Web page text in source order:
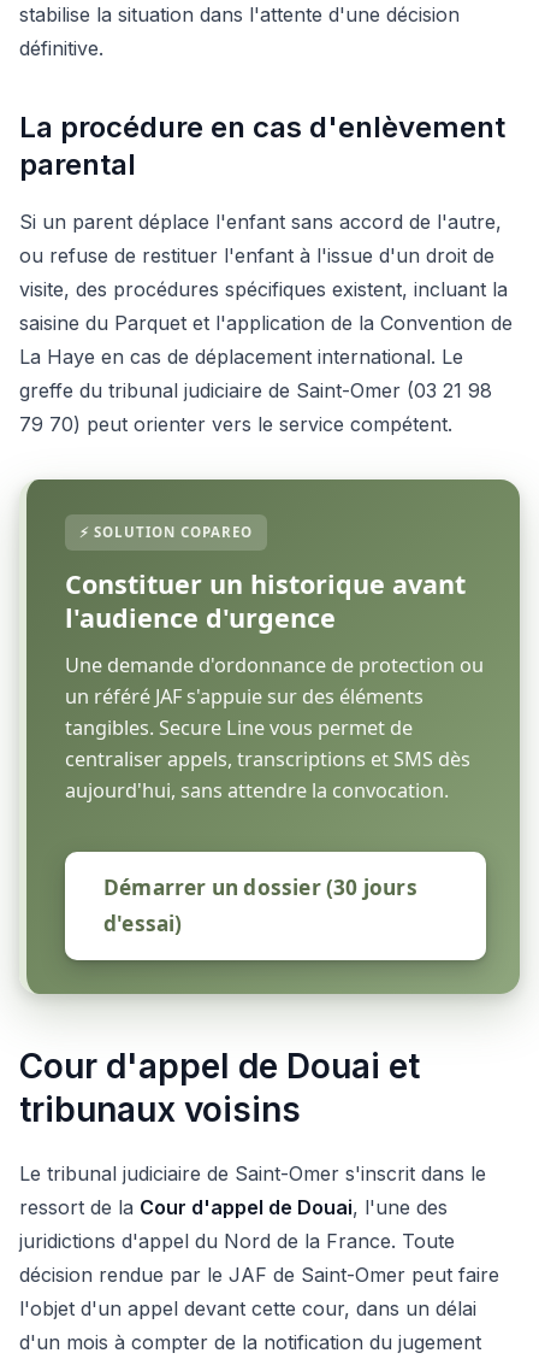
stabilise la situation dans l'attente d'une décision
définitive.
La procédure en cas d'enlèvement
parental
Si un parent déplace l'enfant sans accord de l'autre,
ou refuse de restituer l'enfant à l'issue d'un droit de
visite, des procédures spécifiques existent, incluant la
saisine du Parquet et l'application de la Convention de
La Haye en cas de déplacement international. Le
greffe du tribunal judiciaire de Saint-Omer (03 21 98
79 70) peut orienter vers le service compétent.
Constituer un historique avant
l'audience d'urgence
Une demande d'ordonnance de protection ou
un référé JAF s'appuie sur des éléments
tangibles. Secure Line vous permet de
centraliser appels, transcriptions et SMS dès
aujourd'hui, sans attendre la convocation.
Démarrer un dossier (30 jours
d'essai)
Cour d'appel de Douai et
tribunaux voisins
Le tribunal judiciaire de Saint-Omer s'inscrit dans le
ressort de la Cour d'appel de Douai, l'une des
juridictions d'appel du Nord de la France. Toute
décision rendue par le JAF de Saint-Omer peut faire
l'objet d'un appel devant cette cour, dans un délai
d'un mois à compter de la notification du jugement